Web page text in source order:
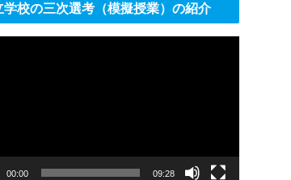
学校の三次選考（模擬授業）の紹介
00:00 09:28